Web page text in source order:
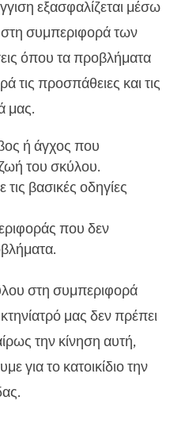
εξασφαλίζεται μέσω
στη συμπεριφορά των
όπου τα προβλήματα
τις προσπάθειες και τις
μας.
ή άγχος που
του σκύλου.
βασικές οδηγίες
που δεν
στη συμπεριφορά
μας δεν πρέπει
την κίνηση αυτή,
για το κατοικίδιο την